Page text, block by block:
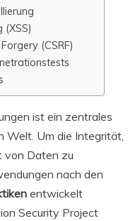
(XSS)
(CSRF)
ist ein zentrales
Welt. Um die Integrität,
von Daten zu
nach den
entwickelt
Security Project